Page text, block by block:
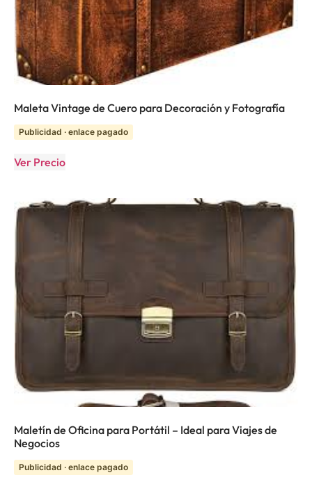
Maleta Vintage de Cuero para Decoración y Fotografía
Publicidad · enlace pagado
Ver Precio
Maletín de Oficina para Portátil – Ideal para Viajes de
Negocios
Publicidad · enlace pagado